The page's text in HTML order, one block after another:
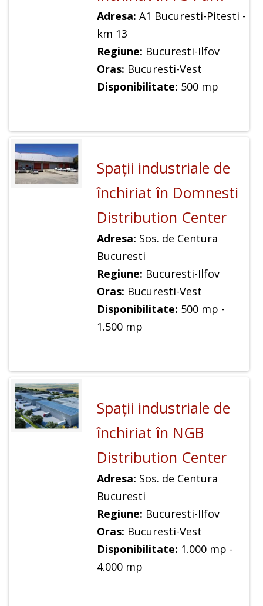
Adresa: A1 Bucuresti-Pitesti -
km 13
Regiune: Bucuresti-Ilfov
Oras: Bucuresti-Vest
Disponibilitate: 500 mp
Spaţii industriale de
închiriat în Domnesti
Distribution Center
Adresa: Sos. de Centura
Bucuresti
Regiune: Bucuresti-Ilfov
Oras: Bucuresti-Vest
Disponibilitate: 500 mp -
1.500 mp
Spaţii industriale de
închiriat în NGB
Distribution Center
Adresa: Sos. de Centura
Bucuresti
Regiune: Bucuresti-Ilfov
Oras: Bucuresti-Vest
Disponibilitate: 1.000 mp -
4.000 mp